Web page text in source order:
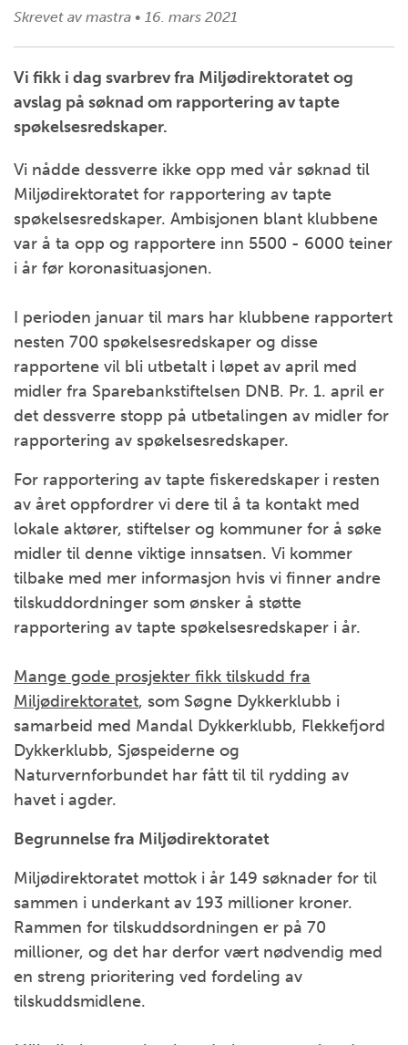
Skrevet av mastra • 16. mars 2021
Vi fikk i dag svarbrev fra Miljødirektoratet og
avslag på søknad om rapportering av tapte
spøkelsesredskaper.
Vi nådde dessverre ikke opp med vår søknad til
Miljødirektoratet for rapportering av tapte
spøkelsesredskaper. Ambisjonen blant klubbene
var å ta opp og rapportere inn 5500 - 6000 teiner
i år før koronasituasjonen.
I perioden januar til mars har klubbene rapportert
nesten 700 spøkelsesredskaper og disse
rapportene vil bli utbetalt i løpet av april med
midler fra Sparebankstiftelsen DNB. Pr. 1. april er
det dessverre stopp på utbetalingen av midler for
rapportering av spøkelsesredskaper.
For rapportering av tapte fiskeredskaper i resten
av året oppfordrer vi dere til å ta kontakt med
lokale aktører, stiftelser og kommuner for å søke
midler til denne viktige innsatsen. Vi kommer
tilbake med mer informasjon hvis vi finner andre
tilskuddordninger som ønsker å støtte
rapportering av tapte spøkelsesredskaper i år.
Mange gode prosjekter fikk tilskudd fra
Miljødirektoratet, som Søgne Dykkerklubb i
samarbeid med Mandal Dykkerklubb, Flekkefjord
Dykkerklubb, Sjøspeiderne og
Naturvernforbundet har fått til til rydding av
havet i agder.
Begrunnelse fra Miljødirektoratet
Miljødirektoratet mottok i år 149 søknader for til
sammen i underkant av 193 millioner kroner.
Rammen for tilskuddsordningen er på 70
millioner, og det har derfor vært nødvendig med
en streng prioritering ved fordeling av
tilskuddsmidlene.